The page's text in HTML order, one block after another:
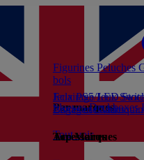
Figurines Peluches
bols
Par marques
Tout voir
Jeux PS5Jeux
Livres et Guides
Accessoires
SleevesDeckboxes
Eclairage/LED
Bagagerie/
Top Marques